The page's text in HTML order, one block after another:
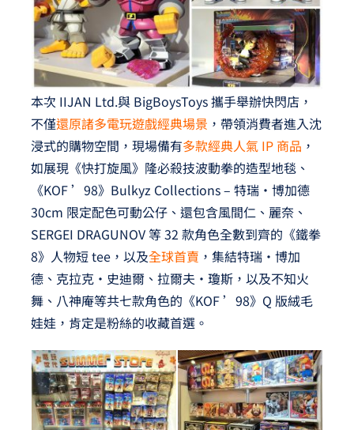
本次 IIJAN Ltd.與 BigBoysToys 攜手舉辦快閃店，
不僅還原諸多電玩遊戲經典場景 ，帶領消費者進入沈
浸式的購物空間，現場備有多款經典人氣 IP 商品 ，
如展現《快打旋風》隆必殺技波動拳的造型地毯、
《KOF ’98》Bulkyz Collections – 特瑞‧博加德
30cm 限定配色可動公仔、還包含風間仁、麗奈、
SERGEI DRAGUNOV 等 32 款角色全數到齊的《鐵拳
8》人物短 tee，以及全球首賣 ，集結特瑞‧博加
德、克拉克‧史迪爾、拉爾夫‧瓊斯，以及不知火
舞、八神庵等共七款角色的《KOF ’98》Q 版絨毛
娃娃，肯定是粉絲的收藏首選。